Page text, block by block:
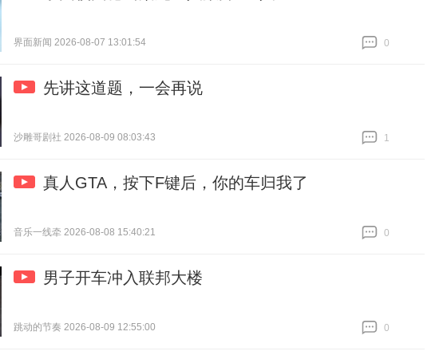
界面新闻 2026-08-07 13:01:54
0
先讲这道题，一会再说
沙雕哥剧社 2026-08-09 08:03:43
1
真人GTA，按下F键后，你的车归我了
音乐一线牵 2026-08-08 15:40:21
0
男子开车冲入联邦大楼
跳动的节奏 2026-08-09 12:55:00
0